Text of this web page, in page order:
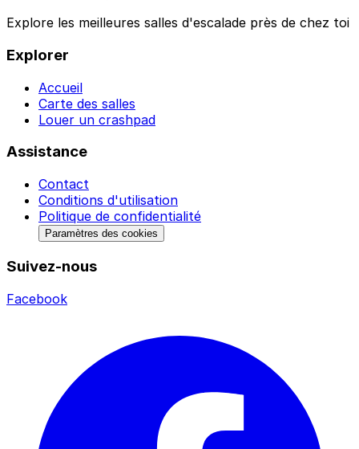
Explore les meilleures salles d'escalade près de chez toi
Explorer
Accueil
Carte des salles
Louer un crashpad
Assistance
Contact
Conditions d'utilisation
Politique de confidentialité
Paramètres des cookies
Suivez-nous
Facebook